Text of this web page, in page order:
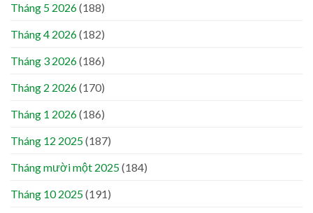
Tháng 5 2026(188)
Tháng 4 2026(182)
Tháng 3 2026(186)
Tháng 2 2026(170)
Tháng 1 2026(186)
Tháng 12 2025(187)
Tháng mười một 2025(184)
Tháng 10 2025(191)